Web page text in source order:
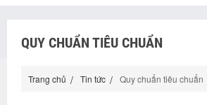
QUY CHUẨN TIÊU CHUẨN
Trang chủ Tin tức Quy chuẩn tiêu chuẩn